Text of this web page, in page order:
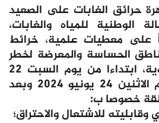
حرائق الغابات على الصعيد
الوطنية للمياه والغابات،
على معطيات علمية، خرائط
الحساسة والمعرضة لخطر
اندلاع الحرائق الغابوية، ابتداءا من يوم السبت 22
يونيو 2024 إلى يوم الاثنين 24 يونيو 2024 وبعد
خصوصا ب:
وقابليته للاشتعال والاحتراق؛